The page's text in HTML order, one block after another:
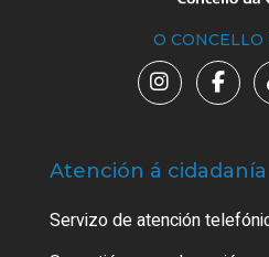
O CONCELLO
Atención á cidadanía
Servizo de atención